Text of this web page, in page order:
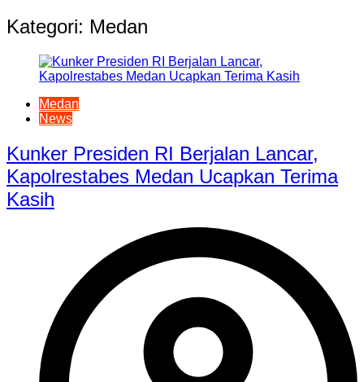
Kategori: Medan
Medan
News
Kunker Presiden RI Berjalan Lancar,
Kapolrestabes Medan Ucapkan Terima
Kasih